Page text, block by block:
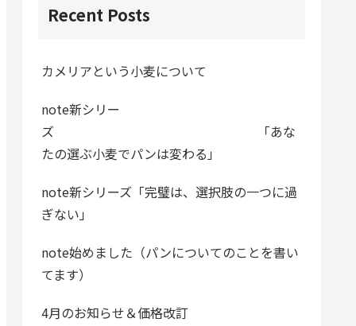
Recent Posts
カメリアという小麦について
note新シリー
ズ 「あな
たの選ぶ小麦でパンは変わる」
note新シリーズ「完璧は、選択肢の一つに過
ぎない」
note始めました（パンについてのことを書い
てます）
4月のお知らせ＆価格改訂